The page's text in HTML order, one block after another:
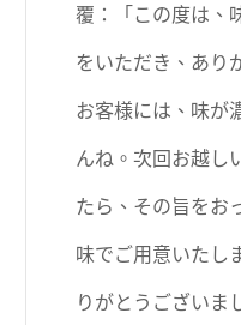
覆：「この度は、
をいただき、あり
お客様には、味が
んね。次回お越し
たら、その旨をお
味でご用意いたし
りがとうございま